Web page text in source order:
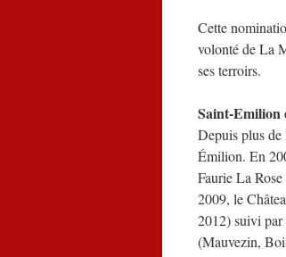
Cette
volonté de La
ses terroirs.
Saint-
Depuis plus
Émilion. En
Faurie La
2009, le
2012) suivi par
(Mauvezin,